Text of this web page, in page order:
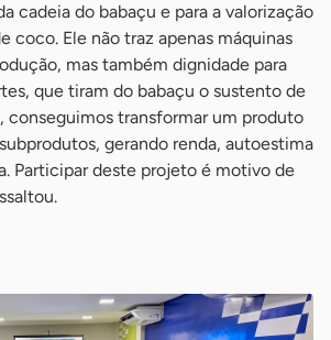
cadeia do babaçu e para a valorização
coco. Ele não traz apenas máquinas
mas também dignidade para
que tiram do babaçu o sustento de
conseguimos transformar um produto
gerando renda, autoestima
Participar deste projeto é motivo de